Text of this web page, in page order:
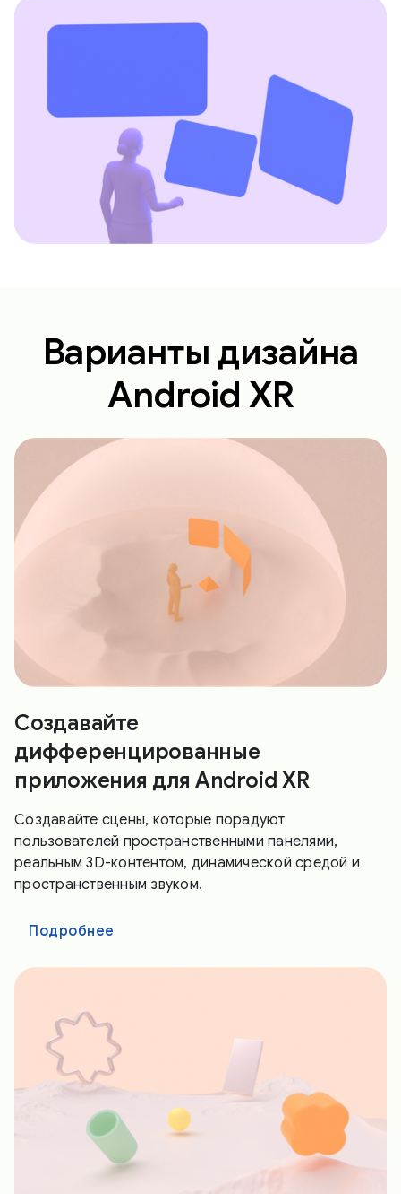
Варианты дизайна
Android XR
Создавайте
дифференцированные
приложения для Android XR
Создавайте сцены, которые порадуют
пользователей пространственными панелями,
реальным 3D-контентом, динамической средой и
пространственным звуком.
Подробнее